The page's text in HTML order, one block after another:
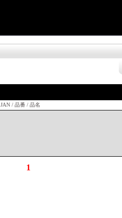
JAN / 品番 / 品名
1